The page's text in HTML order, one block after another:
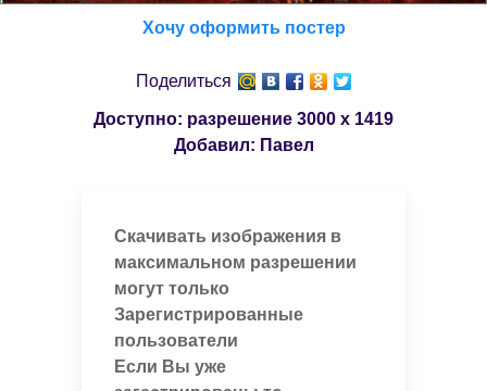
Хочу оформить постер
Поделиться
Доступно: разрешение 3000 x 1419
Добавил: Павел
Скачивать изображения в
максимальном разрешении
могут только
Зарегистрированные
пользователи
Если Вы уже